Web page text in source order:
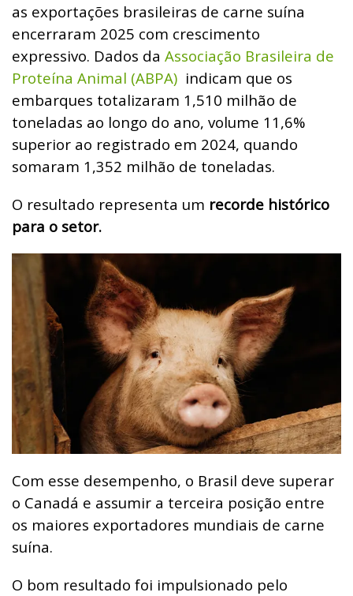
as exportações brasileiras de carne suína
encerraram 2025 com crescimento
expressivo. Dados da Associação Brasileira de
Proteína Animal (ABPA) indicam que os
embarques totalizaram 1,510 milhão de
toneladas ao longo do ano, volume 11,6%
superior ao registrado em 2024, quando
somaram 1,352 milhão de toneladas.
O resultado representa um recorde histórico
para o setor.
Com esse desempenho, o Brasil deve superar
o Canadá e assumir a terceira posição entre
os maiores exportadores mundiais de carne
suína.
O bom resultado foi impulsionado pelo